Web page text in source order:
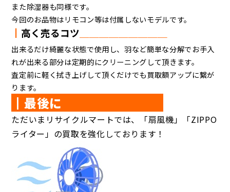
また除湿器も同様です。
今回のお品物はリモコン等は付属しないモデルです。
┃ 高く売るコツ
出来るだけ綺麗な状態で使用し、羽など簡単な分解でお手入
れが出来る部分は定期的にクリーニングして頂きます。
査定前に軽く拭き上げして頂くだけでも買取額アップに繋が
ります。
┃最後に
ただいまリサイクルマートでは、「扇風機」「ZIPPO
ライター」の買取を強化しております！